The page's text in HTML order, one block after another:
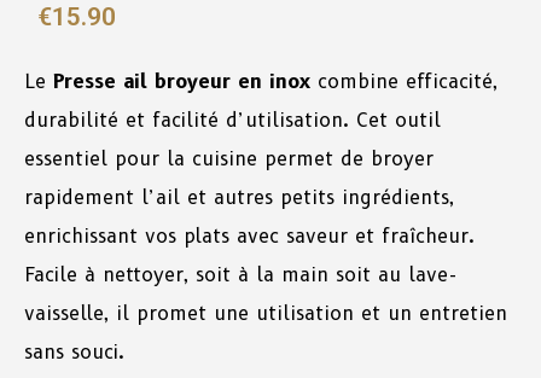
€15.90
Le Presse ail broyeur en inox combine efficacité,
durabilité et facilité d’utilisation. Cet outil
essentiel pour la cuisine permet de broyer
rapidement l’ail et autres petits ingrédients,
enrichissant vos plats avec saveur et fraîcheur.
Facile à nettoyer, soit à la main soit au lave-
vaisselle, il promet une utilisation et un entretien
sans souci.